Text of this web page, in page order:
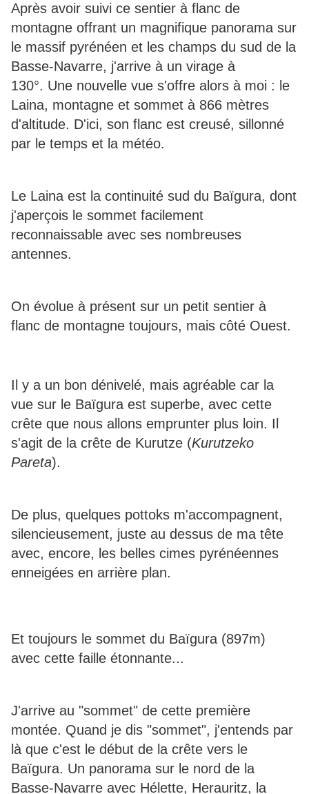
Après avoir suivi ce sentier à flanc de
montagne offrant un magnifique panorama sur
le massif pyrénéen et les champs du sud de la
Basse-Navarre, j'arrive à un virage à
130°. Une nouvelle vue s'offre alors à moi : le
Laina, montagne et sommet à 866 mètres
d'altitude. D'ici, son flanc est creusé, sillonné
par le temps et la météo.
Le Laina est la continuité sud du Baïgura, dont
j'aperçois le sommet facilement
reconnaissable avec ses nombreuses
antennes.
On évolue à présent sur un petit sentier à
flanc de montagne toujours, mais côté Ouest.
Il y a un bon dénivelé, mais agréable car la
vue sur le Baïgura est superbe, avec cette
crête que nous allons emprunter plus loin. Il
s'agit de la crête de Kurutze (Kurutzeko
Pareta).
De plus, quelques pottoks m'accompagnent,
silencieusement, juste au dessus de ma tête
avec, encore, les belles cimes pyrénéennes
enneigées en arrière plan.
Et toujours le sommet du Baïgura (897m)
avec cette faille étonnante...
J'arrive au "sommet" de cette première
montée. Quand je dis "sommet", j'entends par
là que c'est le début de la crête vers le
Baïgura. Un panorama sur le nord de la
Basse-Navarre avec Hélette, Herauritz, la